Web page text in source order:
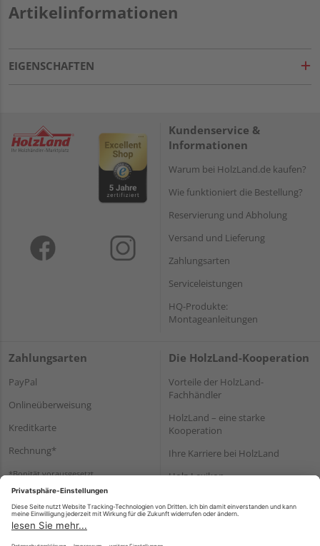
Artikelinformationen
EIGENSCHAFTEN
Kundenservice &
Informationen
Warum bei HolzLand.de kaufen?
Wie funktioniert die Bestellung?
Reservierung und Abholung
Versand und Lieferung
Zahlungsarten
Serviceleistungen
HQ-Produkte:
Montageanleitungen
Zahlungsarten
PayPal
Onlineüberweisung
Kreditkarte
Rechnung*
*Bonität vorausgesetzt
Die HolzLand-Kooperation
Vorteile der HolzLand-
Fachhändler
HolzLand – eine starke
Kooperation
Ihre Karriere bei HolzLand
Holz-Lexikon